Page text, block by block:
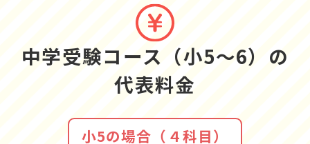
中学受験コース（小5～6）の
代表料金
小5の場合（４科目）